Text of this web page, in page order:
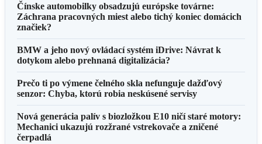
Čínske automobilky obsadzujú európske továrne:
Záchrana pracovných miest alebo tichý koniec domácich
značiek?
BMW a jeho nový ovládací systém iDrive: Návrat k
dotykom alebo prehnaná digitalizácia?
Prečo ti po výmene čelného skla nefunguje dažďový
senzor: Chyba, ktorú robia neskúsené servisy
Nová generácia palív s biozložkou E10 ničí staré motory:
Mechanici ukazujú rozžrané vstrekovače a zničené
čerpadlá